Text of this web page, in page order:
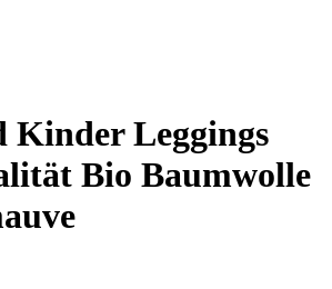
Kinder Leggings
Bio Baumwolle